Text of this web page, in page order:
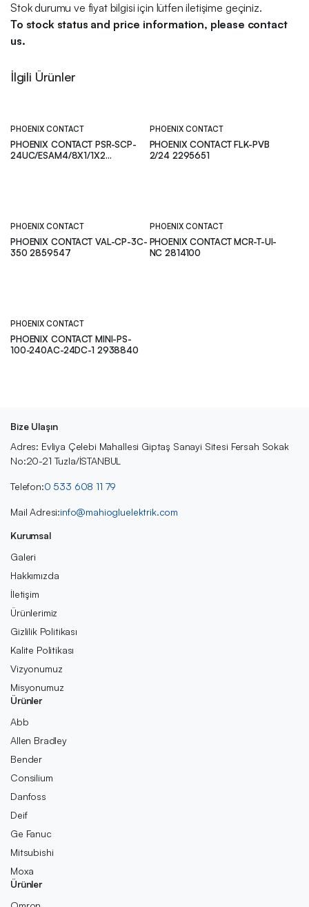
Stok durumu ve fiyat bilgisi için lütfen iletişime geçiniz.
To stock status and price information, please contact
us.
İlgili Ürünler
PHOENIX CONTACT
PHOENIX CONTACT PSR-SCP-
24UC/ESAM4/8X1/1X2
PHOENIX CONTACT
PHOENIX CONTACT FLK-PVB
2/24 2295651
PHOENIX CONTACT
PHOENIX CONTACT VAL-CP-3C-
350 2859547
PHOENIX CONTACT
PHOENIX CONTACT MCR-T-UI-
NC 2814100
PHOENIX CONTACT
PHOENIX CONTACT MINI-PS-
100-240AC-24DC-1 2938840
Bize Ulaşın
Adres: Evliya Çelebi Mahallesi Giptaş Sanayi Sitesi Fersah Sokak
No:20-21 Tuzla/İSTANBUL
Telefon:0 533 608 11 79
Mail Adresi:info@mahiogluelektrik.com
Kurumsal
Galeri
Hakkımızda
İletişim
Ürünlerimiz
Gizlilik Politikası
Kalite Politikası
Vizyonumuz
Misyonumuz
Ürünler
Abb
Allen Bradley
Bender
Consilium
Danfoss
Deif
Ge Fanuc
Mitsubishi
Moxa
Ürünler